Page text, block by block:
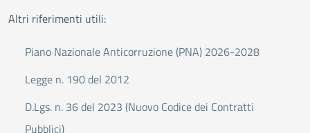
Altri riferimenti utili:
Piano Nazionale Anticorruzione (PNA) 2026-2028
Legge n. 190 del 2012
D.Lgs. n. 36 del 2023 (Nuovo Codice dei Contratti
Pubblici)